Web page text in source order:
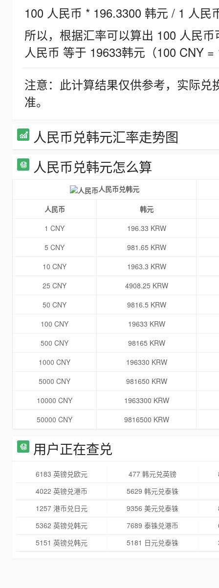
100 人民币 * 196.3300 韩元 / 1 人民
所以，根据汇率可以算出 100 人民
人民币 等于 19633韩元（100 CNY =
注意：此计算结果仅供参考，实际
准。
人民币兑韩元汇率走势图
人民币兑韩元怎么算
人民币兑韩元
人民币
韩元
1 CNY
196.33 KRW
5 CNY
981.65 KRW
10 CNY
1963.3 KRW
25 CNY
4908.25 KRW
50 CNY
9816.5 KRW
100 CNY
19633 KRW
500 CNY
98165 KRW
1000 CNY
196330 KRW
5000 CNY
981650 KRW
10000 CNY
1963300 KRW
50000 CNY
9816500 KRW
用户正在查兑
6183 英镑兑欧元 477 韩元兑英镑
4022 英镑兑港币
5629 韩元兑泰铢
1257 港币兑日元
9356 美元兑泰铢
5362 英镑兑韩元
7689 泰铢兑港币
5151 英镑兑韩元
5181 日元兑泰铢